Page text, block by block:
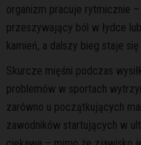
organizm pracuje rytmicznie –
przeszywający ból w łydce
kamień, a dalszy bieg staje
Skurcze mięśni podczas
problemów w sportach
zarówno u początkujących
zawodników startujących w